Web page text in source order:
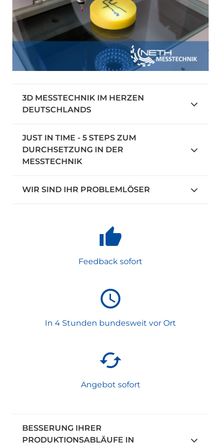
3D MESSTECHNIK IM HERZEN
DEUTSCHLANDS
JUST IN TIME - 5 STEPS ZUM
DURCHSETZUNG IN DER
MESSTECHNIK
WIR SIND IHR PROBLEMLÖSER
Feedback sofort
In 4 Stunden bundesweit vor Ort
Angebot sofort
BESSERUNG IHRER
PRODUKTIONSABLÄUFE IN